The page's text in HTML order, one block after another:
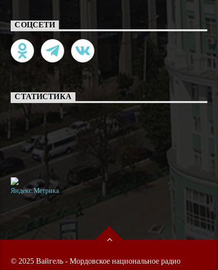
СОЦСЕТИ
СТАТИСТИКА
© 2025 Вайгель - Мордовское национальное радио